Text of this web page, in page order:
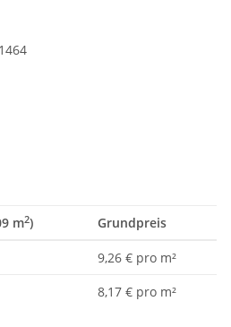
m2) Grundpreis
9,26 € pro m²
8,17 € pro m²